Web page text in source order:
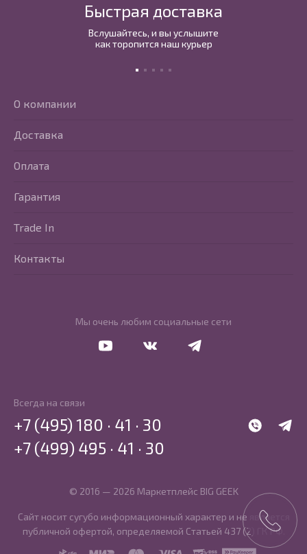
Быстрая доставка
Вслушайтесь, и вы услышите
как торопится наш курьер
Мы очень любим социальные сети
О компании
Доставка
Оплата
Гарантия
Trade In
Контакты
Всегда на связи
WhatsApp
+7 (495) 180 · 41 · 30
+7 (499) 495 · 41 · 30
© 2016 — 2026 Маркетплейс BIG GEEK
Сайт носит сугубо информационный характер и не является
публичной офертой, определяемой Статьей 437 (2) ГК РФ.
SBP
MIR MasterCard
Visa PCI DSS PayKeeper